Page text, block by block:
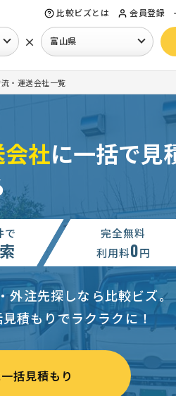
比較ビズとは 会員登録
× 富山県
・運送会社一覧
社に一括で見
で
完全無料
利用料0円
外注先探しなら比較ビズ。
積もりでラクラクに！
括見積もり
10万円まで 富山県
上限なし 富山県
依頼 富山県